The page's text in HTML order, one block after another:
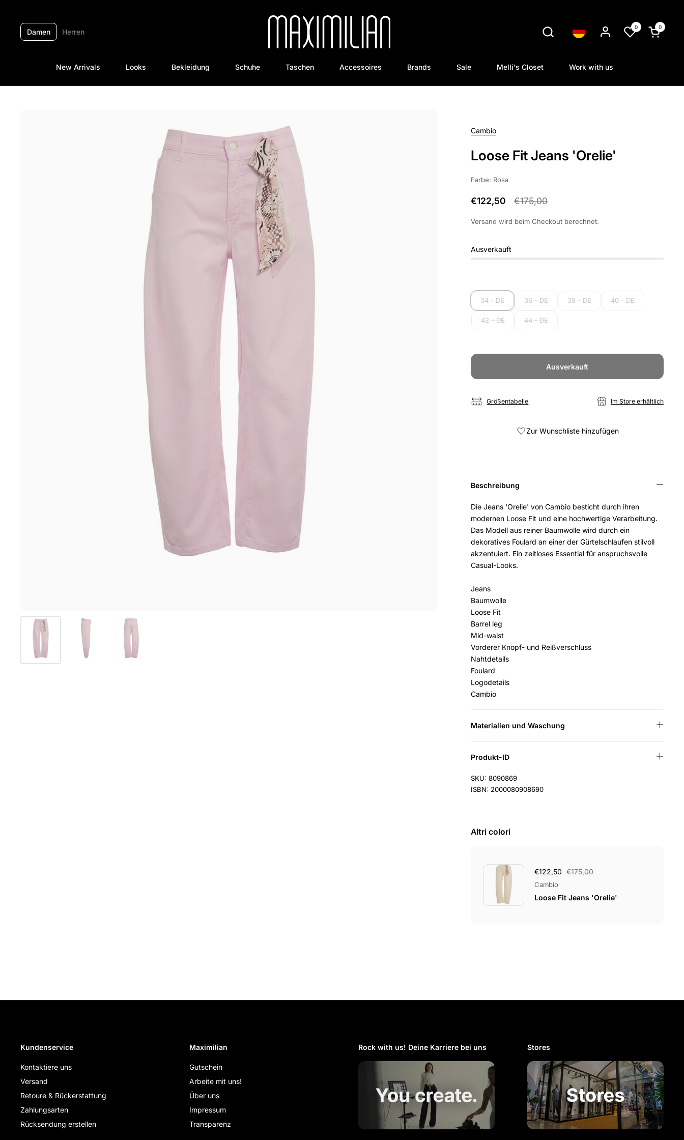
Damen Herren Sprache 0 0
New Arrivals Looks Bekleidung Schuhe Taschen Accessoires Brands Sale Melli's Closet Work with us
Cambio
Loose Fit Jeans 'Orelie'
Farbe: Rosa
€122,50 €175,00
Versand wird beim Checkout berechnet.
Ausverkauft
34 - DE 36 - DE 38 - DE 40 - DE
42 - DE 44 - DE
Ausverkauft
Größentabelle Im Store erhältlich
Zur Wunschliste hinzufügen
Beschreibung
Die Jeans 'Orelie' von Cambio besticht durch ihren
modernen Loose Fit und eine hochwertige Verarbeitung.
Das Modell aus reiner Baumwolle wird durch ein
dekoratives Foulard an einer der Gürtelschlaufen stilvoll
akzentuiert. Ein zeitloses Essential für anspruchsvolle
Casual-Looks.
Jeans
Baumwolle
Loose Fit
Barrel leg
Mid-waist
Vorderer Knopf- und Reißverschluss
Nahtdetails
Foulard
Logodetails
Cambio
Materialien und Waschung
Produkt-ID
SKU: 8090869
ISBN: 2000080908690
Altri colori
€122,50 €175,00
Cambio
Loose Fit Jeans 'Orelie'
Kundenservice
Kontaktiere uns
Versand
Retoure & Rückerstattung
Zahlungsarten
Rücksendung erstellen
Maximilian
Gutschein
Arbeite mit uns!
Über uns
Impressum
Transparenz
Rock with us! Deine Karriere bei uns​ Stores